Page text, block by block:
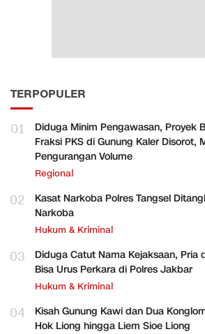
TERPOPULER
01
Diduga Minim Pengawasan, Proyek
Fraksi PKS di Gunung Kaler Disorot,
Pengurangan Volume
Regional
02
Kasat Narkoba Polres Tangsel
Narkoba
Hukum & Kriminal
03
Diduga Catut Nama Kejaksaan, Pria
Bisa Urus Perkara di Polres Jakbar
Hukum & Kriminal
04
Kisah Gunung Kawi dan Dua
Hok Liong hingga Liem Sioe Liong